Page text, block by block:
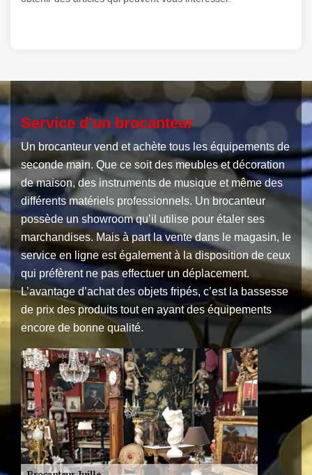
Service d’un brocanteur
Un brocanteur vend et achète tous les équipements de
seconde main. Que ce soit des meubles et décoration
de maison, des instruments de musique et même des
différents matériels professionnels. Un brocanteur
possède un showroom qu’il utilise pour étaler ses
marchandises. Mais à part la vente dans le magasin, le
service en ligne est également à la disposition de ceux
qui préfèrent ne pas effectuer un déplacement.
L’avantage d’achat des objets fripés, c’est la bassesse
de prix des produits tout en ayant des équipements
encore de bonne qualité.